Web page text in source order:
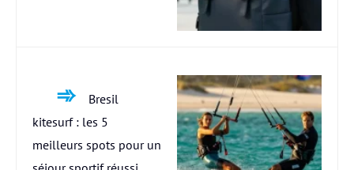
Bresil
kitesurf : les 5
meilleurs spots pour un